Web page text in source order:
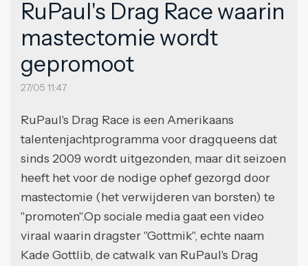
RuPaul's Drag Race waarin
mastectomie wordt
gepromoot
27/05 11:47
RuPaul's Drag Race is een Amerikaans
talentenjachtprogramma voor dragqueens dat
sinds 2009 wordt uitgezonden, maar dit seizoen
heeft het voor de nodige ophef gezorgd door
mastectomie (het verwijderen van borsten) te
"promoten".Op sociale media gaat een video
viraal waarin dragster "Gottmik", echte naam
Kade Gottlib, de catwalk van RuPaul's Drag